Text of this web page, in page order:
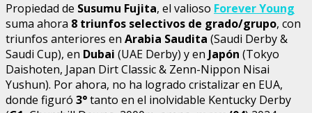
Propiedad de Susumu Fujita, el valioso Forever Young
suma ahora 8 triunfos selectivos de grado/grupo, con
triunfos anteriores en Arabia Saudita (Saudi Derby &
Saudi Cup), en Dubai (UAE Derby) y en Japón (Tokyo
Daishoten, Japan Dirt Classic & Zenn-Nippon Nisai
Yushun). Por ahora, no ha logrado cristalizar en EUA,
donde figuró 3°tanto en el inolvidable Kentucky Derby